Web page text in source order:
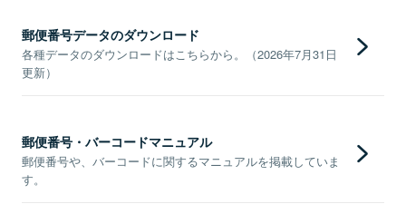
郵便番号データのダウンロード
各種データのダウンロードはこちらから。（2026年7月31日
更新）
郵便番号・バーコードマニュアル
郵便番号や、バーコードに関するマニュアルを掲載していま
す。